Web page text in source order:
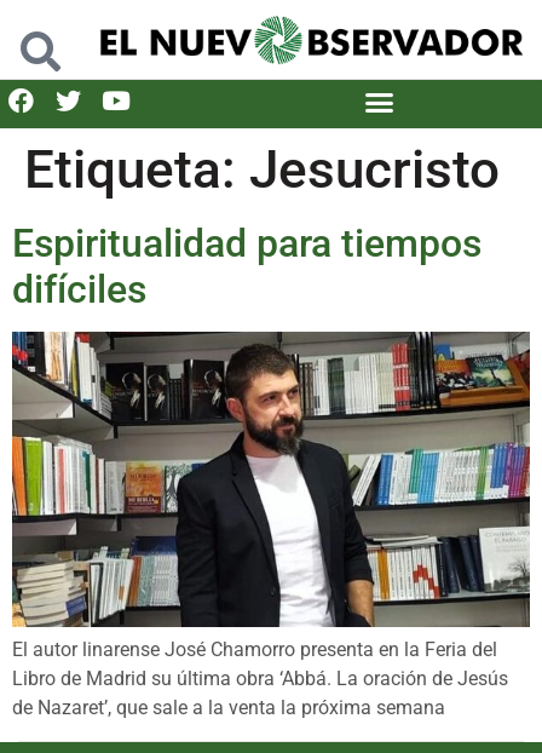
Etiqueta: Jesucristo
Espiritualidad para tiempos
difíciles
El autor linarense José Chamorro presenta en la Feria del
Libro de Madrid su última obra ‘Abbá. La oración de Jesús
de Nazaret’, que sale a la venta la próxima semana